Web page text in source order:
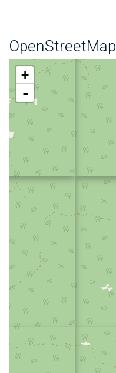
OpenStreetMap
+
-